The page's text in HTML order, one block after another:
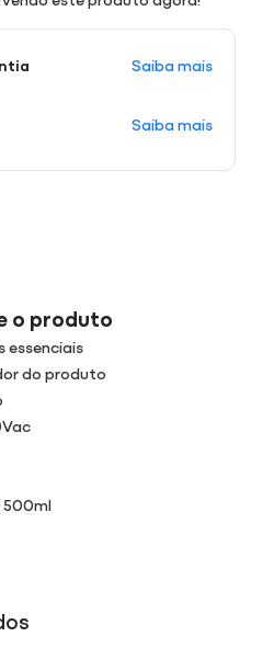
Saiba mais
Saiba mais
o produto
essenciais
do produto
500ml